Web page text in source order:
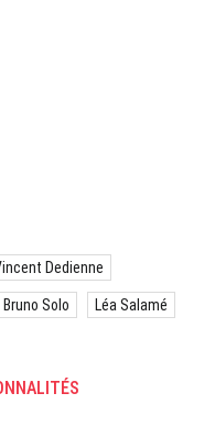
Dedienne
Bruno Solo Léa Salamé